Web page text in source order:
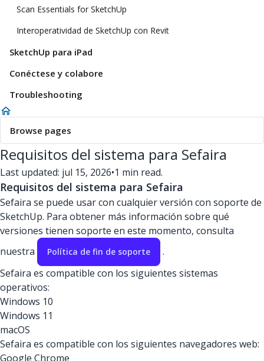
Scan Essentials for SketchUp
Interoperatividad de SketchUp con Revit
SketchUp para iPad
Conéctese y colabore
Troubleshooting
Browse pages
Requisitos del sistema para Sefaira
Last updated: jul 15, 2026•1 min read.
Requisitos del sistema para Sefaira
Sefaira se puede usar con cualquier versión con soporte de
SketchUp. Para obtener más información sobre qué
versiones tienen soporte en este momento, consulta
nuestra
Política de fin de soporte
.
Sefaira es compatible con los siguientes sistemas
operativos:
Windows 10
Windows 11
macOS
Sefaira es compatible con los siguientes navegadores web:
Google Chrome